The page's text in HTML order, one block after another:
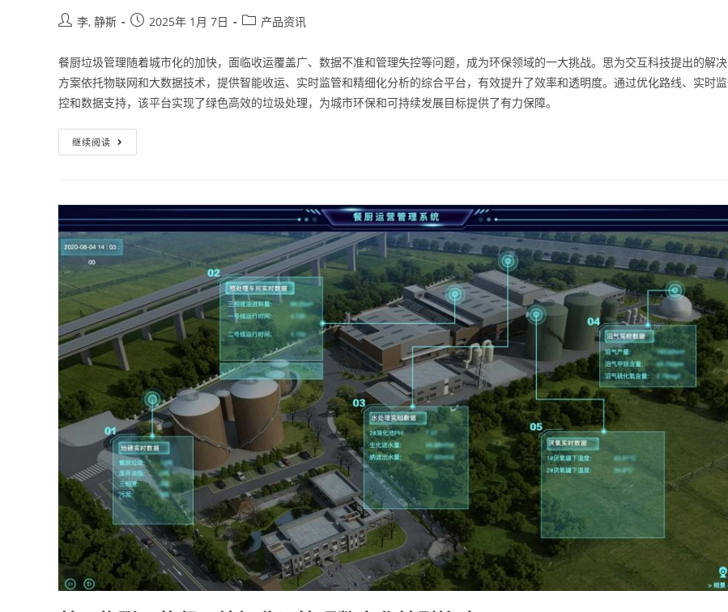
李, 静斯 2025年 1月 7日 产品资讯
餐厨垃圾管理随着城市化的加快，面临收运覆盖广、数据不准和管理失控等问题，成为环保领域的一大挑战。思为交互科技提出的解决
方案依托物联网和大数据技术，提供智能收运、实时监管和精细化分析的综合平台，有效提升了效率和透明度。通过优化路线、实时监
控和数据支持，该平台实现了绿色高效的垃圾处理，为城市环保和可持续发展目标提供了有力保障。
继续阅读